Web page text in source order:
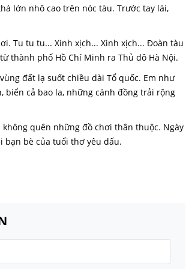
lớn nhô cao trên nóc tàu. Trước tay lái,
Tu tu tu... Xinh xịch... Xinh xịch... Đoàn tàu
thành phố Hồ Chí Minh ra Thủ dô Hà Nội.
đất lạ suốt chiều dài Tổ quốc. Em như
cả bao la, những cánh đồng trải rộng
quên những đồ chơi thân thuộc. Ngày
bạn bè của tuổi thơ yêu dấu.